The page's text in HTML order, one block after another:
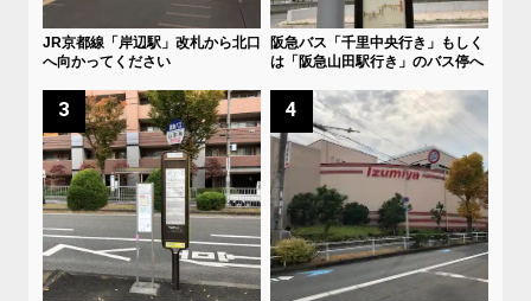
JR京都線「岸辺駅」改札から北口
へ向かってください
阪急バス「千里中央行き」もしく
は「阪急山田駅行き」のバス停へ
3 4